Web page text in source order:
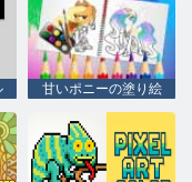
甘いポニーの塗り絵